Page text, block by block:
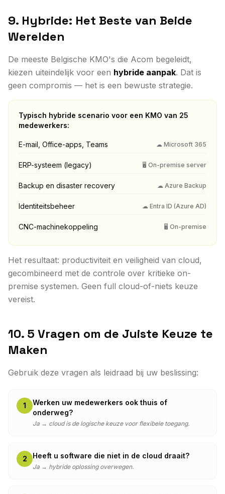
9. Hybride: Het Beste van Beide
Werelden
De meeste Belgische KMO's die Acom begeleidt,
kiezen uiteindelijk voor een hybride aanpak. Dat is
geen compromis — het is een bewuste strategie.
Typisch hybride scenario voor een KMO van 25
medewerkers:
E-mail, Office-apps, Teams ☁ Microsoft 365
ERP-systeem (legacy) 🖥 On-premise server
Backup en disaster recovery ☁ Azure Backup
Identiteitsbeheer ☁ Entra ID (Azure AD)
CNC-machinekoppeling 🖥 On-premise
Het resultaat: productiviteit en veiligheid van cloud,
gecombineerd met de controle over kritieke on-
premise systemen. Geen full cloud-of-niets keuze
vereist.
10. 5 Vragen om de Juiste Keuze te
Maken
Gebruik deze vragen als leidraad bij uw beslissing:
1
Werken uw medewerkers ook thuis of
onderweg?
Ja → cloud is de logische keuze voor flexibele toegang.
2 Heeft u software die niet in de cloud draait?
Ja → hybride oplossing overwegen.